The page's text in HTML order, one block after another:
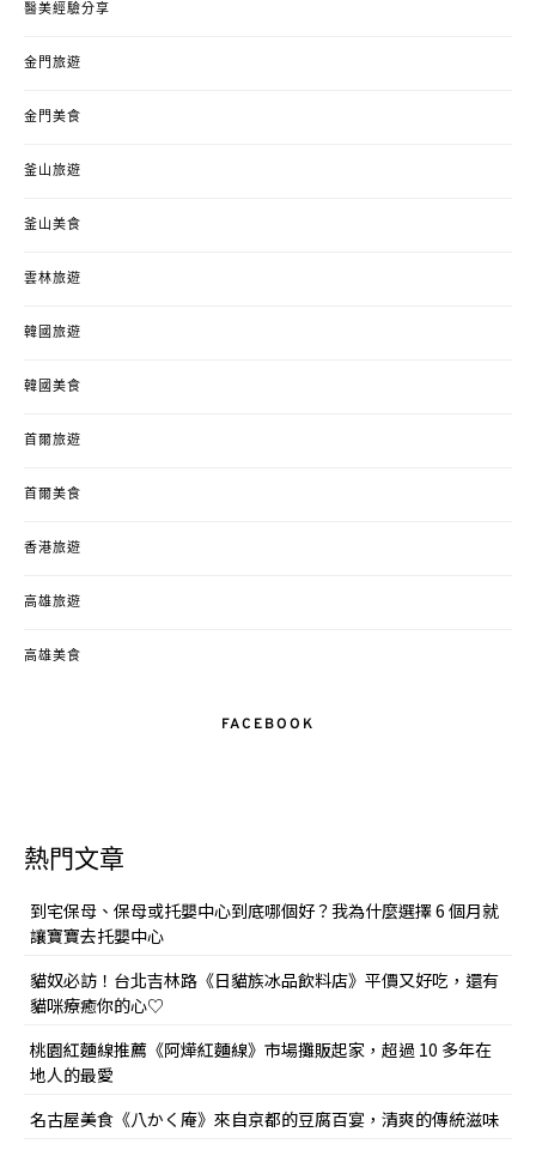
醫美經驗分享
金門旅遊
金門美食
釜山旅遊
釜山美食
雲林旅遊
韓國旅遊
韓國美食
首爾旅遊
首爾美食
香港旅遊
高雄旅遊
高雄美食
FACEBOOK
熱門文章
到宅保母、保母或托嬰中心到底哪個好？我為什麼選擇 6 個月就
讓寶寶去托嬰中心
貓奴必訪！台北吉林路《日貓族冰品飲料店》平價又好吃，還有
貓咪療癒你的心♡
桃園紅麵線推薦《阿燁紅麵線》市場攤販起家，超過 10 多年在
地人的最愛
名古屋美食《八かく庵》來自京都的豆腐百宴，清爽的傳統滋味